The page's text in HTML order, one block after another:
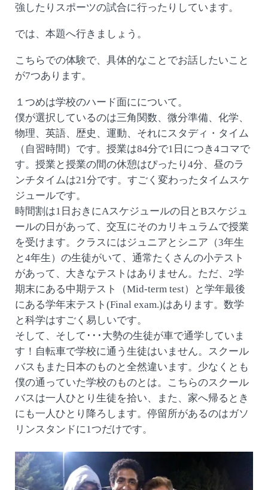
強したりスポーツの試合に行ったりしています。
では、本題へ行きましょう。
こちらでの体験で、具体的なことでお話したいこと
が7つあります。
１つめは学校のハード面にについて。
僕が選択しているのは三角関数、微分準備、化学、
物理、英語、歴史、運動、それにスタディ・タイム
（自習時間）です。授業は84分で1日につき4コマで
す。授業と授業の間の休憩はぴったり4分、昼のラ
ンチタイムは21分です。すごく変わったタイムスケ
ジュールです。
時間割は1日おきにAスケジュールの日とBスケジュ
ールの日があって、交互にそのカリキュラムで授業
を受けます。クラスにはジュニアとシニア（3年生
と4年生）の生徒がいて、通常たくさんの小テスト
があって、大きなテストはありません。ただ、2学
期末にある中期テスト（Mid-term test）と学年最後
にある学年末テスト(Final exam.)はあります。数学
と科学はすごく易しいです。
そして、そして･･･大勢の生徒が車で通学していま
す！自転車で学校に通う生徒はいません。スクール
バスもまた日本のものと全然違います。少なくとも
僕の通っていた学校のものとは。こちらのスクール
バスは一人ひとり生徒を拾い、また、家へ帰るとき
にも一人ひとり降ろします。停留所があるのはガソ
リンスタンドに1つだけです。